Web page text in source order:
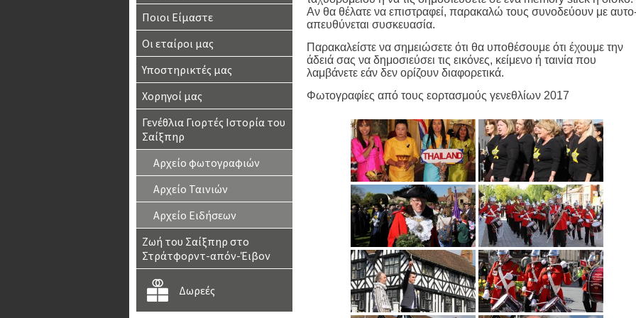
Ποιοι Είμαστε
Οι εταίροι μας
Υποστηρικτές μας
Χορηγοί μας
Γενέθλια Γιορτές Ιστορία του
Σαίξπηρ
Αρχείο φωτογραφιών
Αρχείο Ταινιών
Αρχείο Ειδήσεων
Ζωή του Σαίξπηρ στο
Στράτφορντ-απόν-Έιβον
Δωρεές
Αν θα θέλατε να επιστραφεί, παρακαλώ τους συνοδεύουν με
απευθύνεται συσκευασία.
Παρακαλείστε να σημειώσετε ότι θα υποθέσουμε ότι έχουμε την
άδειά σας να δημοσιεύσει τις εικόνες, κείμενο ή ταινία που
λαμβάνετε εάν δεν ορίζουν διαφορετικά.
Φωτογραφίες από τους εορτασμούς γενεθλίων 2017